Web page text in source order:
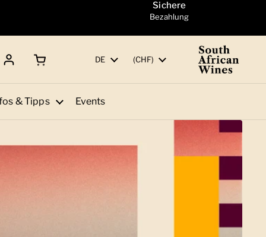
Sichere
Bezahlung
Sprache
DE Land/Region
(CHF)
& Tipps Events